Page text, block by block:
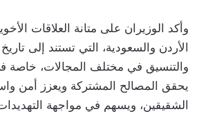
وأكد الوزيران على متانة العلاقات
الأردن والسعودية، التي تستند إلى
والتنسيق في مختلف المجالات، خاصة
يحقق المصالح المشتركة ويعزز أمن
الشقيقين، ويسهم في مواجهة